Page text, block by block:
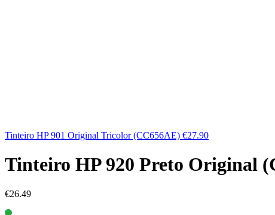
Tinteiro HP 901 Original Tricolor (CC656AE) €27.90
Tinteiro HP 920 Preto Original
€26.49